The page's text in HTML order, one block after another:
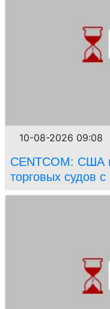
10-08-2026 09:08
CENTCOM: США
торговых судов